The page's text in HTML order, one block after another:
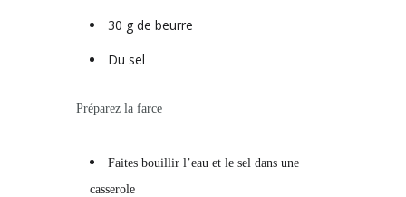
30 g de beurre
Du sel
Préparez la farce
Faites bouillir l’eau et le sel dans une
casserole